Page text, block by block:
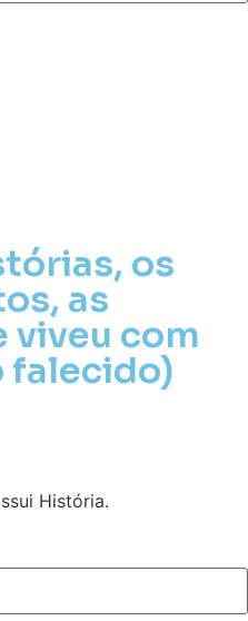
os
as
viveu com
falecido)
História.